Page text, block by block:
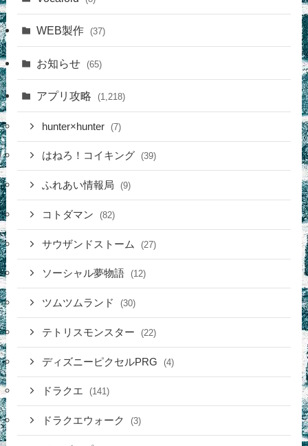
WEB製作 (37)
お知らせ (65)
アプリ攻略 (1,218)
hunter×hunter (7)
はねろ！コイキング (39)
ふれあい情報局 (9)
コトダマン (82)
サウザンドストーム (27)
ソーシャル夢物語 (12)
ツムツムランド (30)
テトリスモンスター (22)
ディズニーピクセルPRG (4)
ドラクエ (141)
ドラクエウォーク (3)